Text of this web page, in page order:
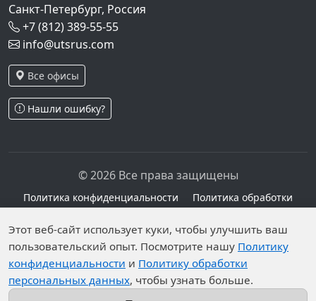
Санкт-Петербург, Россия
+7 (812) 389-55-55
info@utsrus.com
Все офисы
Нашли ошибку?
© 2026 Все права защищены
Политика конфиденциальности
Политика обработки
персональных данных
Персональные данные опубликованы на сайте при
наличии правовых оснований в соответствии с ч.1
ст.6 и ст.10.1 152-ФЗ. Субъектами установлены
запреты на обработку неограниченных кругом лиц
Этот веб-сайт использует куки, чтобы улучшить ваш
пользовательский опыт. Посмотрите нашу Политику
конфиденциальности и Политику обработки
персональных данных, чтобы узнать больше.